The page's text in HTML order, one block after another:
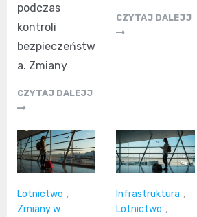
podczas
kontroli
bezpieczeństw
a. Zmiany
CZYTAJ DALEJJ
CZYTAJ DALEJJ
Lotnictwo ,
Zmiany w
Infrastruktura ,
Lotnictwo ,